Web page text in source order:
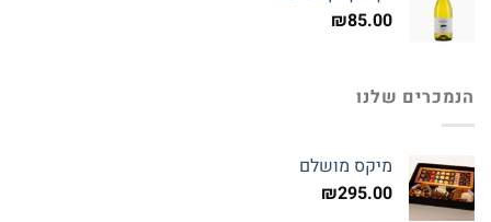
₪85.00
הנמכרים שלנו
מיקס מושלם
₪295.00